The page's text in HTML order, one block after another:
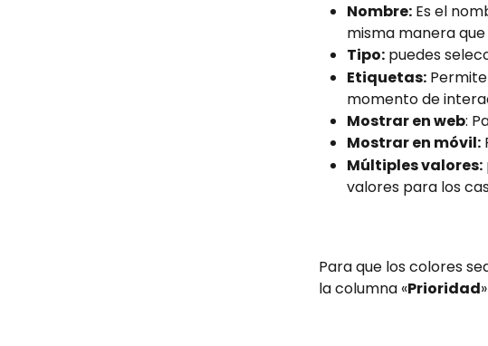
Nombre: Es el
misma manera
Tipo: puedes
Etiquetas:
momento de
Mostrar en web:
Mostrar en móvil:
Múltiples valores:
valores para los
Para que los colores
la columna «Prioridad